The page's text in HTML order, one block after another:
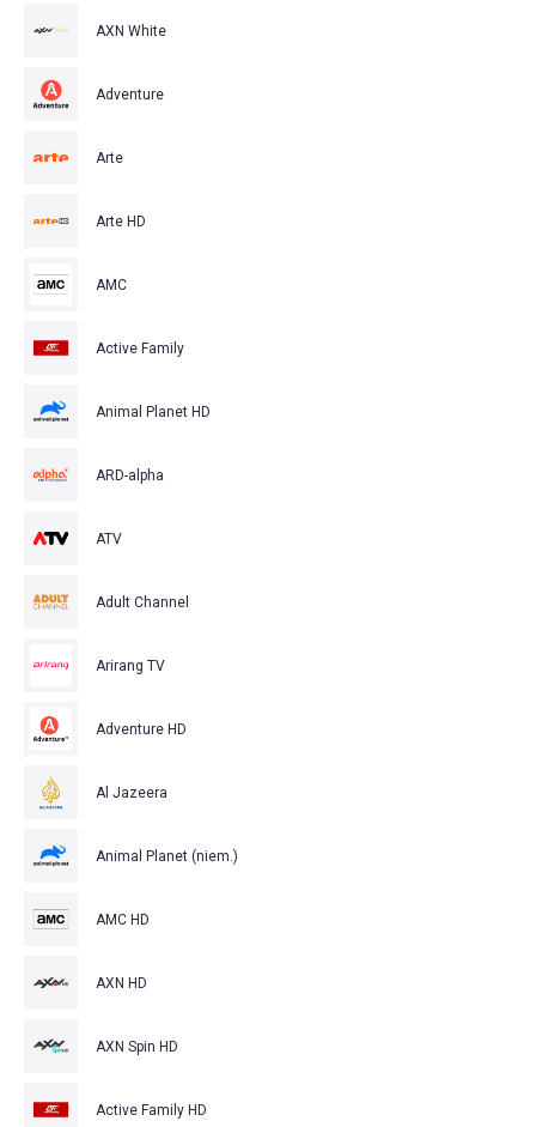
AXN White
Adventure
Arte
Arte HD
AMC
Active Family
Animal Planet HD
ARD-alpha
ATV
Adult Channel
Arirang TV
Adventure HD
Al Jazeera
Animal Planet (niem.)
AMC HD
AXN HD
AXN Spin HD
Active Family HD